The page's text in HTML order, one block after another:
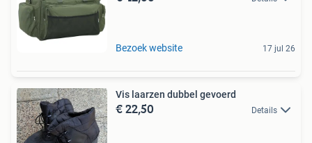
Bezoek website 17 jul 26
Vis laarzen dubbel gevoerd
€ 22,50 Details